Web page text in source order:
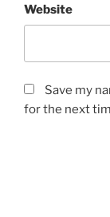
Website
Save my
for the next